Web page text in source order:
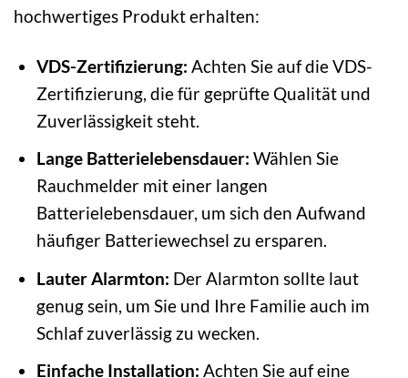
hochwertiges Produkt erhalten:
VDS-Zertifizierung: Achten Sie auf die VDS-
Zertifizierung, die für geprüfte Qualität und
Zuverlässigkeit steht.
Lange Batterielebensdauer: Wählen Sie
Rauchmelder mit einer langen
Batterielebensdauer, um sich den Aufwand
häufiger Batteriewechsel zu ersparen.
Lauter Alarmton: Der Alarmton sollte laut
genug sein, um Sie und Ihre Familie auch im
Schlaf zuverlässig zu wecken.
Einfache Installation: Achten Sie auf eine